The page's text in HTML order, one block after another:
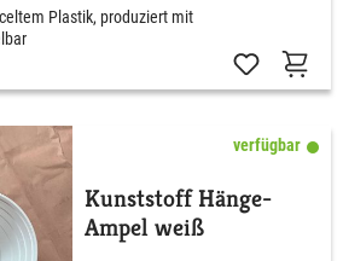
Plastik, produziert mit
verfügbar
Kunststoff Hänge-
Ampel weiß